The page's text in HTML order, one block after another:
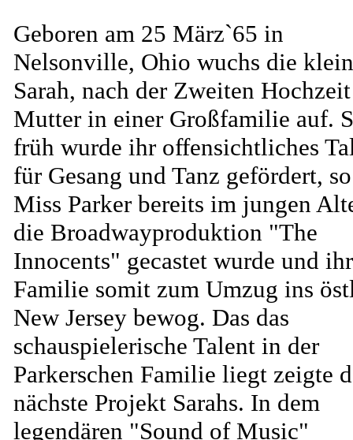
Geboren am 25 März`65 in
Nelsonville, Ohio wuchs die
Sarah, nach der Zweiten
Mutter in einer Großfamilie auf.
früh wurde ihr offensichtliches
für Gesang und Tanz gefördert,
Miss Parker bereits im jungen
die Broadwayproduktion "The
Innocents" gecastet wurde und
Familie somit zum Umzug ins
New Jersey bewog. Das das
schauspielerische Talent in der
Parkerschen Familie liegt zeigte
nächste Projekt Sarahs. In dem
legendären "Sound of Music"